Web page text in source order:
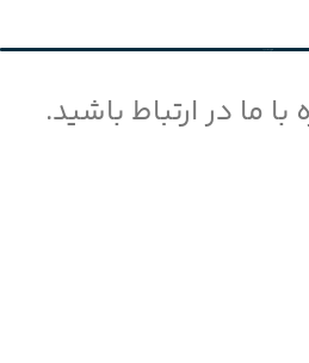
ما در ارتباط باشید.